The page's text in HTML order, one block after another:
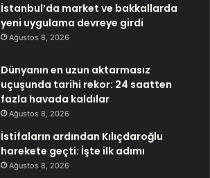
İstanbul’da market ve bakkallarda
yeni uygulama devreye girdi
Ağustos 8, 2026
Dünyanın en uzun aktarmasız
uçuşunda tarihi rekor: 24 saatten
fazla havada kaldılar
Ağustos 8, 2026
İstifaların ardından Kılıçdaroğlu
harekete geçti: İşte ilk adımı
Ağustos 8, 2026